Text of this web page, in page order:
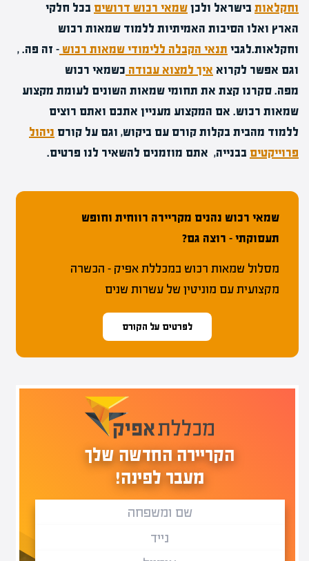
וחקלאות בישראל ולכןשמאי רכוש דרושים בכל חלקי
הארץ ואלו הסיבות האמיתיות ללמוד שמאות רכוש
וחקלאות.לגבי תנאי הקבלה ללימודי שמאות רכוש– זה פה. ,
וגם אפשר לקרוא איך למצוא עבודה כשמאי רכוש
מפה.סקרנו קצת את תחומי שמאות השונים לעומת מקצוע
שמאות רכוש. אם המקצוע מעניין אתכם ואתם רוצים
ללמוד מהבית בקלות קורס עם ביקוש, וגם על קורס ניהול
פרוייקטים בבנייה, אתם מוזמנים להשאיר לנו פרטים.
שמאי רכוש נהנים מקריירה רווחית וחופש
תעסוקתי – רוצה גם?
מסלול שמאות רכוש במכללת אפיק – הכשרה
מקצועית עם מוניטין של עשרות שנים
לפרטים על הקורס
הקריירה החדשה שלך
מעבר לפינה!